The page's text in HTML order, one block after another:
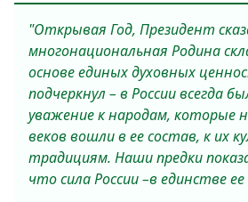
"Открывая Год, Президент
многонациональная Родина
основе единых духовных
подчеркнул – в России всегда
уважение к народам, которые
веков вошли в ее состав, к их
традициям. Наши предки
что сила России –в единстве